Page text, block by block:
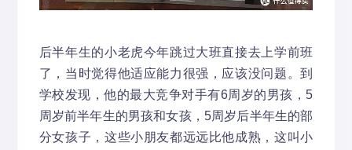
后半年生的小老虎今年跳过大班直接去上学前班
了，当时觉得他适应能力很强，应该没问题。到
学校发现，他的最大竞争对手有6周岁的男孩，5
周岁前半年生的男孩和女孩，5周岁后半年生的部
分女孩子，这些小朋友都远远比他成熟，这叫小